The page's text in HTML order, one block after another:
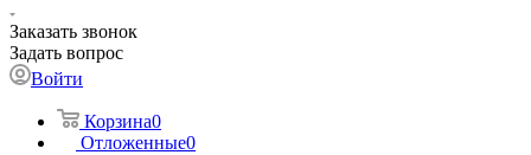
Заказать звонок
Задать вопрос
Войти
Корзина0
Отложенные0